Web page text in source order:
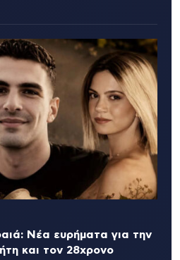
Νέα ευρήματα για την
και τον 28χρονο